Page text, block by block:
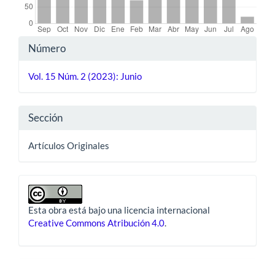
Detalles
del
Número
Vol. 15 Núm. 2 (2023): Junio
Sección
Artículos Originales
Esta obra está bajo una licencia internacional
Creative Commons Atribución 4.0.